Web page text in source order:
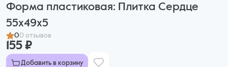
Форма пластиковая: Плитка Сердце
55х49х5
00 отзывов
155 ₽
Добавить в корзину